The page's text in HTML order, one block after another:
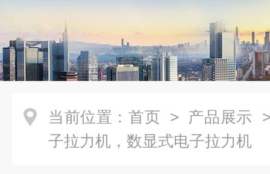
当前位置： 首页 > 产品展示
子拉力机，数显式电子拉力机